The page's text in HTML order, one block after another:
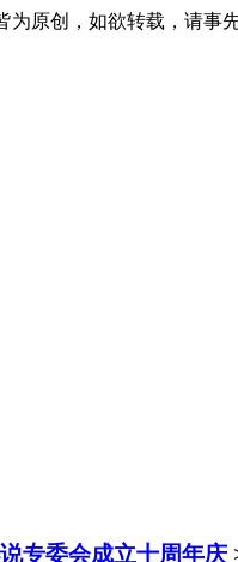
原创，如欲转载，请事
专委会成立十周年庆